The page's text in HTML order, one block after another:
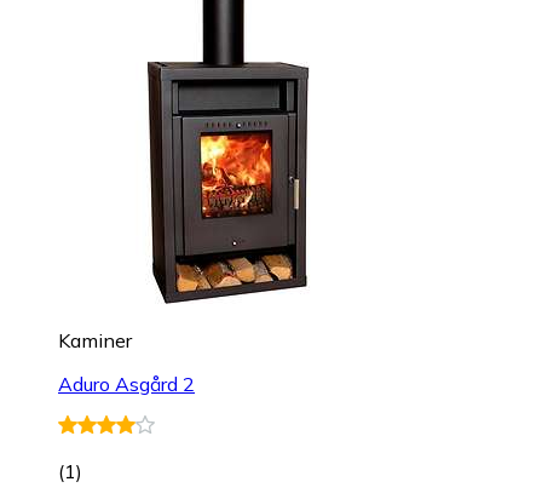
Kaminer
Aduro Asgård 2
(1)